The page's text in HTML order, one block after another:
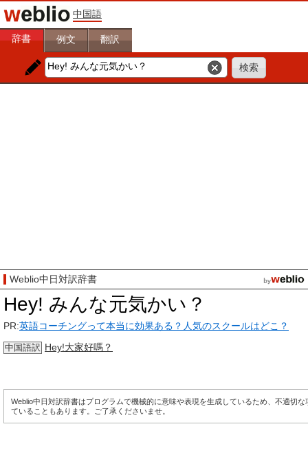
中国語
辞書 例文 翻訳
Weblio中日対訳辞書
Hey! みんな元気かい？
PR:英語コーチングって本当に効果ある？人気のスクールはどこ？
中国語訳 Hey!大家好嗎？
Weblio中日対訳辞書はプログラムで機械的に意味や表現を生成しているため、不適切な
ていることもあります。ご了承くださいませ。